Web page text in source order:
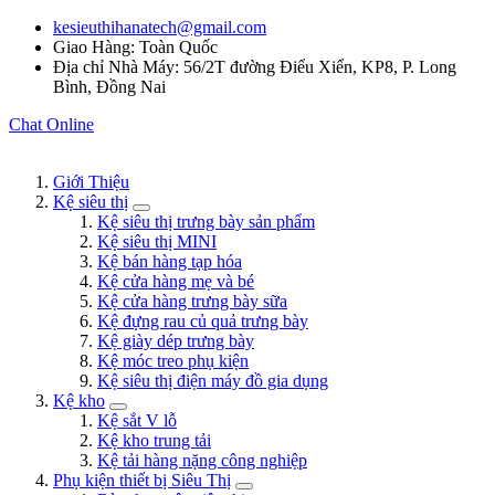
kesieuthihanatech@gmail.com
Giao Hàng: Toàn Quốc
Địa chỉ Nhà Máy: 56/2T đường Điểu Xiển, KP8, P. Long
Bình, Đồng Nai
Chat Online
Giới Thiệu
Kệ siêu thị
Kệ siêu thị trưng bày sản phẩm
Kệ siêu thị MINI
Kệ bán hàng tạp hóa
Kệ cửa hàng mẹ và bé
Kệ cửa hàng trưng bày sữa
Kệ đựng rau củ quả trưng bày
Kệ giày dép trưng bày
Kệ móc treo phụ kiện
Kệ siêu thị điện máy đồ gia dụng
Kệ kho
Kệ sắt V lỗ
Kệ kho trung tải
Kệ tải hàng nặng công nghiệp
Phụ kiện thiết bị Siêu Thị